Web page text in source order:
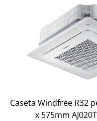
Caseta Windfree R32
x 575mm